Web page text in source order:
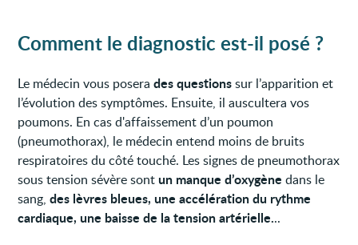
Comment le diagnostic est-il posé ?
Le médecin vous poserades questionssur l’apparition et
l’évolution des symptômes. Ensuite, il auscultera vos
poumons. En cas d'affaissement d’un poumon
(pneumothorax), le médecin entend moins de bruits
respiratoires du côté touché. Les signes de pneumothorax
sous tension sévère sont un manque d’oxygène dans le
sang,des lèvres bleues, une accélération du rythme
cardiaque, une baisse de la tension artérielle...